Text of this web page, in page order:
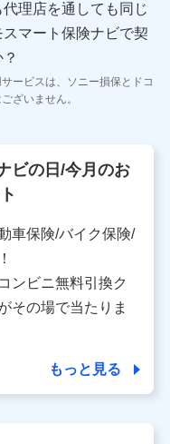
、ペットの種類や年
する保険関連サービ
理のため
保険その他に関する
理等の委託業務遂行の
当社、株式会社NTT
案内、提供するため
用履歴、ウェブサイ
容等のパーソナルデ
嗜好・傾向に応じた
帯業務を行うため
理店を通しても同じ
マート保険ナビで契
ービスは、ソニー損保とドコ
ざいません。
ビの日/今月のお
車保険/バイク保険/
ンビニ無料引換ク
その場で当たりま
もっと見る